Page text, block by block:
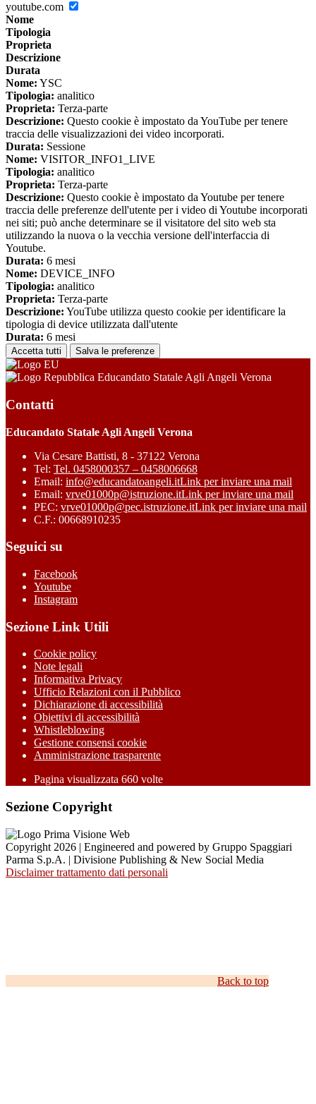
youtube.com
Nome
Tipologia
Proprieta
Descrizione
Durata
Nome: YSC
Tipologia: analitico
Proprieta: Terza-parte
Descrizione: Questo cookie è impostato da YouTube per tenere
traccia delle visualizzazioni dei video incorporati.
Durata: Sessione
Nome: VISITOR_INFO1_LIVE
Tipologia: analitico
Proprieta: Terza-parte
Descrizione: Questo cookie è impostato da Youtube per tenere
traccia delle preferenze dell'utente per i video di Youtube incorporati
nei siti; può anche determinare se il visitatore del sito web sta
utilizzando la nuova o la vecchia versione dell'interfaccia di
Youtube.
Durata: 6 mesi
Nome: DEVICE_INFO
Tipologia: analitico
Proprieta: Terza-parte
Descrizione: YouTube utilizza questo cookie per identificare la
tipologia di device utilizzata dall'utente
Durata: 6 mesi
Accetta tutti Salva le preferenze
Educandato Statale Agli Angeli Verona
Contatti
Educandato Statale Agli Angeli Verona
Via Cesare Battisti, 8 - 37122 Verona
Tel: Tel. 0458000357 – 0458006668
Email: info@educandatoangeli.itLink per inviare una mail
Email: vrve01000p@istruzione.itLink per inviare una mail
PEC: vrve01000p@pec.istruzione.itLink per inviare una mail
C.F.: 00668910235
Seguici su
Facebook
Youtube
Instagram
Sezione Link Utili
Cookie policy
Note legali
Informativa Privacy
Ufficio Relazioni con il Pubblico
Dichiarazione di accessibilità
Obiettivi di accessibilità
Whistleblowing
Gestione consensi cookie
Amministrazione trasparente
Pagina visualizzata 660 volte
Sezione Copyright
Copyright 2026 | Engineered and powered by Gruppo Spaggiari
Parma S.p.A. | Divisione Publishing & New Social Media
Disclaimer trattamento dati personali
Back to top